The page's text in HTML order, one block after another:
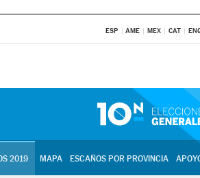
ESP AME MEX CAT
2019 MAPA ESCAÑOS POR PROVINCIA